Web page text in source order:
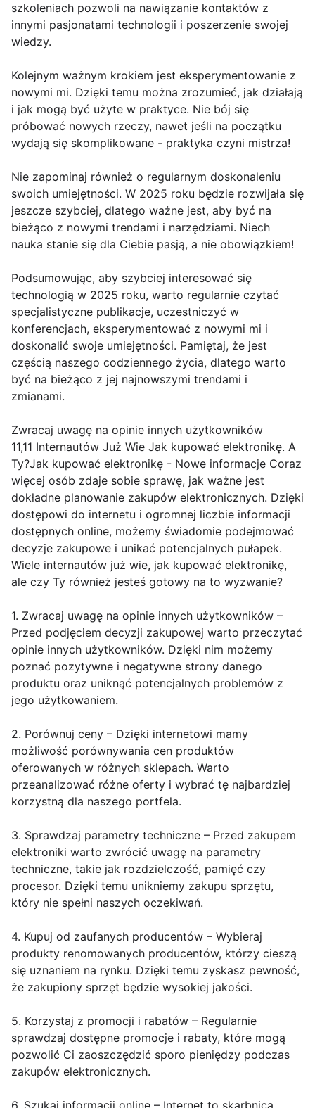
szkoleniach pozwoli na nawiązanie kontaktów z
innymi pasjonatami technologii i poszerzenie swojej
wiedzy.
Kolejnym ważnym krokiem jest eksperymentowanie z
nowymi mi. Dzięki temu można zrozumieć, jak działają
i jak mogą być użyte w praktyce. Nie bój się
próbować nowych rzeczy, nawet jeśli na początku
wydają się skomplikowane - praktyka czyni mistrza!
Nie zapominaj również o regularnym doskonaleniu
swoich umiejętności. W 2025 roku będzie rozwijała się
jeszcze szybciej, dlatego ważne jest, aby być na
bieżąco z nowymi trendami i narzędziami. Niech
nauka stanie się dla Ciebie pasją, a nie obowiązkiem!
Podsumowując, aby szybciej interesować się
technologią w 2025 roku, warto regularnie czytać
specjalistyczne publikacje, uczestniczyć w
konferencjach, eksperymentować z nowymi mi i
doskonalić swoje umiejętności. Pamiętaj, że jest
częścią naszego codziennego życia, dlatego warto
być na bieżąco z jej najnowszymi trendami i
zmianami.
Zwracaj uwagę na opinie innych użytkowników
11,11 Internautów Już Wie Jak kupować elektronikę. A
Ty?Jak kupować elektronikę - Nowe informacje Coraz
więcej osób zdaje sobie sprawę, jak ważne jest
dokładne planowanie zakupów elektronicznych. Dzięki
dostępowi do internetu i ogromnej liczbie informacji
dostępnych online, możemy świadomie podejmować
decyzje zakupowe i unikać potencjalnych pułapek.
Wiele internautów już wie, jak kupować elektronikę,
ale czy Ty również jesteś gotowy na to wyzwanie?
1. Zwracaj uwagę na opinie innych użytkowników –
Przed podjęciem decyzji zakupowej warto przeczytać
opinie innych użytkowników. Dzięki nim możemy
poznać pozytywne i negatywne strony danego
produktu oraz uniknąć potencjalnych problemów z
jego użytkowaniem.
2. Porównuj ceny – Dzięki internetowi mamy
możliwość porównywania cen produktów
oferowanych w różnych sklepach. Warto
przeanalizować różne oferty i wybrać tę najbardziej
korzystną dla naszego portfela.
3. Sprawdzaj parametry techniczne – Przed zakupem
elektroniki warto zwrócić uwagę na parametry
techniczne, takie jak rozdzielczość, pamięć czy
procesor. Dzięki temu unikniemy zakupu sprzętu,
który nie spełni naszych oczekiwań.
4. Kupuj od zaufanych producentów – Wybieraj
produkty renomowanych producentów, którzy cieszą
się uznaniem na rynku. Dzięki temu zyskasz pewność,
że zakupiony sprzęt będzie wysokiej jakości.
5. Korzystaj z promocji i rabatów – Regularnie
sprawdzaj dostępne promocje i rabaty, które mogą
pozwolić Ci zaoszczędzić sporo pieniędzy podczas
zakupów elektronicznych.